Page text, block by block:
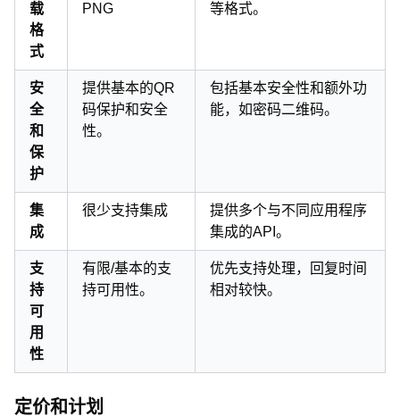
载
格
式
PNG
等格式。
安
全
和
保
护
提供基本的QR
码保护和安全
性。
包括基本安全性和额外功
能，如密码二维码。
集
成
很少支持集成
提供多个与不同应用程序
集成的API。
支
持
可
用
性
有限/基本的支
持可用性。
优先支持处理，回复时间
相对较快。
定价和计划